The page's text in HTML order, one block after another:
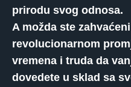
prirodu svog odnosa.
A možda ste
revolucionarnom
vremena i truda da
dovedete u sklad sa